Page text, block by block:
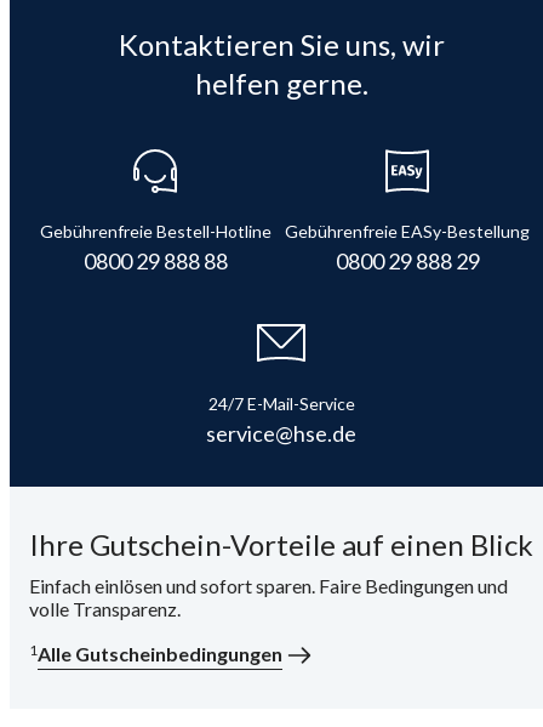
Kontaktieren Sie uns, wir
helfen gerne.
Gebührenfreie Bestell-Hotline
0800 29 888 88
Gebührenfreie EASy-Bestellung
0800 29 888 29
24/7 E-Mail-Service
service@hse.de
Ihre Gutschein-Vorteile auf einen Blick
Einfach einlösen und sofort sparen. Faire Bedingungen und
volle Transparenz.
1Alle Gutscheinbedingungen